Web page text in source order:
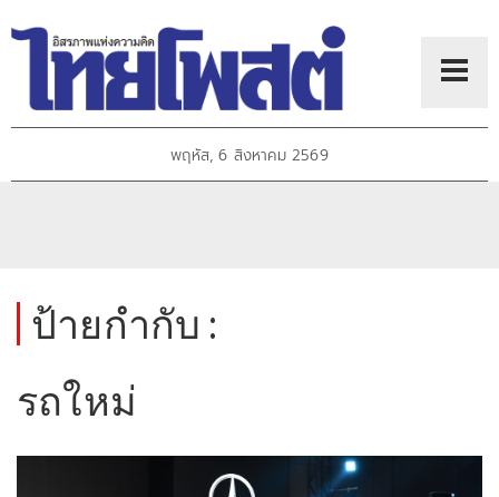
พฤหัส, 6 สิงหาคม 2569
ป้ายกำกับ :
รถใหม่